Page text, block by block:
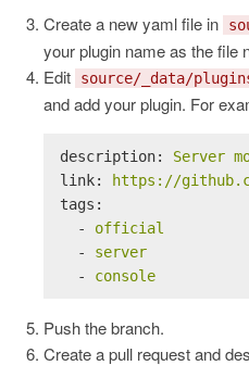
Create a new yaml file in
your plugin name as the file
Edit
source/_data/
and add your plugin. For
description: Server
link:
https://
tags:
-
official
-
server
-
console
Push the branch.
Create a pull request and